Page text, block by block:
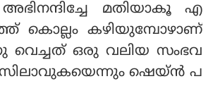
മതിയാകൂ എ
കൊല്ലം കഴിയുമ്പോഴാണ്
ഒരു വലിയ സംഭവ
ഷെയ്ൻ പ